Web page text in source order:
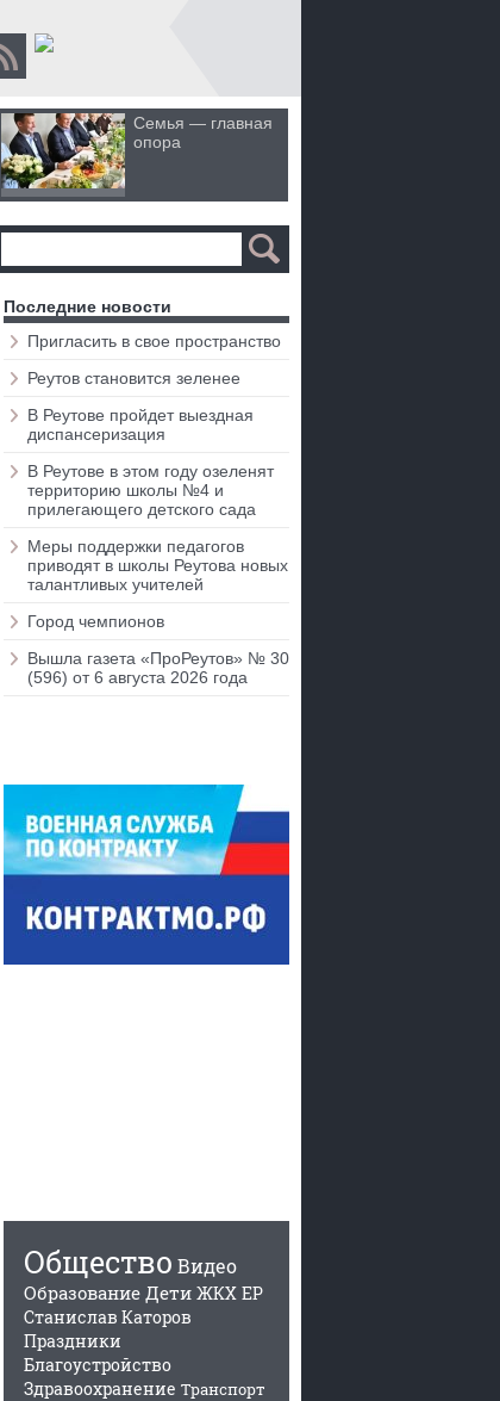
Семья — главная
опора
Последние новости
Пригласить в свое пространство
Реутов становится зеленее
В Реутове пройдет выездная
диспансеризация
В Реутове в этом году озеленят
территорию школы №4 и
прилегающего детского сада
Меры поддержки педагогов
приводят в школы Реутова новых
талантливых учителей
Город чемпионов
Вышла газета «ПроРеутов» № 30
(596) от 6 августа 2026 года
Общество Видео
Образование Дети ЖКХ ЕР
Станислав Каторов
Праздники
Благоустройство
Здравоохранение Транспорт